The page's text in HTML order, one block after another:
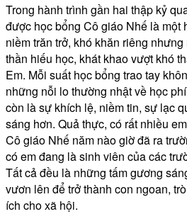
Trong hành trình gần hai thập kỷ
được học bổng Cô giáo Nhế là một
niềm trăn trở, khó khăn riêng
thần hiếu học, khát khao vượt khó
Em. Mỗi suất học bổng trao tay
những nỗi lo thường nhật về học
còn là sự khích lệ, niềm tin, sự lạc
sáng hơn. Quả thực, có rất nhiều
Cô giáo Nhế năm nào giờ đã ra
có em đang là sinh viên của các
Tất cả đều là những tấm gương
vươn lên để trở thành con ngoan,
ích cho xã hội.